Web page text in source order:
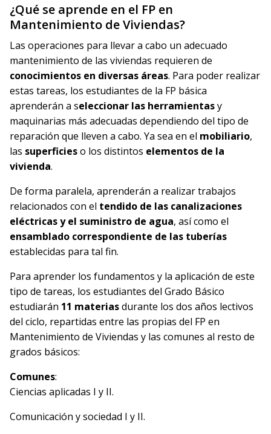
¿Qué se aprende en el FP en
Mantenimiento de Viviendas?
Las operaciones para llevar a cabo un adecuado
mantenimiento de las viviendas requieren de
conocimientos en diversas áreas. Para poder realizar
estas tareas, los estudiantes de la FP básica
aprenderán a seleccionar las herramientasy
maquinarias más adecuadas dependiendo del tipo de
reparación que lleven a cabo. Ya sea en el mobiliario,
las superficieso los distintos elementos de la
vivienda.
De forma paralela, aprenderán a realizar trabajos
relacionados con el tendido de las canalizaciones
eléctricas y el suministro de agua, así como el
ensamblado correspondiente de las tuberías
establecidas para tal fin.
Para aprender los fundamentos y la aplicación de este
tipo de tareas, los estudiantes del Grado Básico
estudiarán 11 materiasdurante los dos años lectivos
del ciclo, repartidas entre las propias del FP en
Mantenimiento de Viviendas y las comunes al resto de
grados básicos:
Comunes:
Ciencias aplicadas I y II.
Comunicación y sociedad I y II.